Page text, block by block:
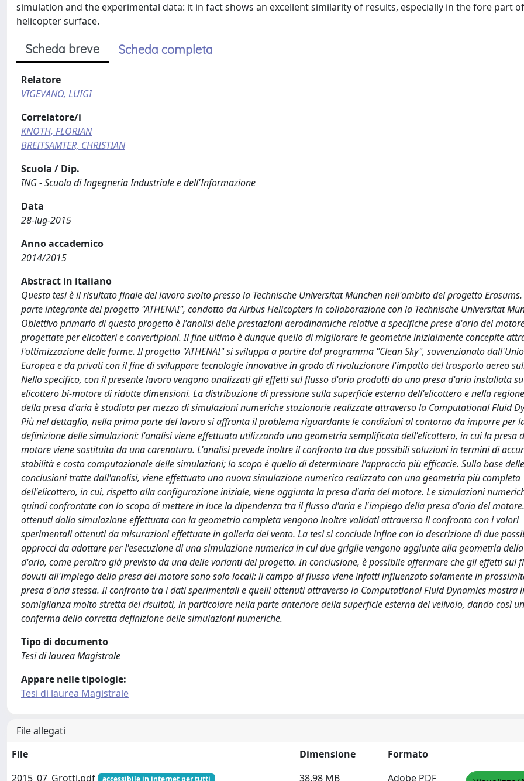
simulation and the experimental data: it in fact shows an excellent similarity of results, especially in the fore part
helicopter surface.
Scheda breve Scheda completa
Relatore
VIGEVANO, LUIGI
Correlatore/i
KNOTH, FLORIAN
BREITSAMTER, CHRISTIAN
Scuola / Dip.
ING - Scuola di Ingegneria Industriale e dell'Informazione
Data
28-lug-2015
Anno accademico
2014/2015
Abstract in italiano
Questa tesi è il risultato finale del lavoro svolto presso la Technische Universität München nell'ambito del progetto
parte integrante del progetto "ATHENAI", condotto da Airbus Helicopters in collaborazione con la Technische Universität
Obiettivo primario di questo progetto è l'analisi delle prestazioni aerodinamiche relative a specifiche prese d'aria del
progettate per elicotteri e convertiplani. Il fine ultimo è dunque quello di migliorare le geometrie inizialmente concepite
l'ottimizzazione delle forme. Il progetto "ATHENAI" si sviluppa a partire dal programma "Clean Sky", sovvenzionato
Europea e da privati con il fine di sviluppare tecnologie innovative in grado di rivoluzionare l'impatto del trasporto aereo
Nello specifico, con il presente lavoro vengono analizzati gli effetti sul flusso d'aria prodotti da una presa d'aria installata
elicottero bi-motore di ridotte dimensioni. La distribuzione di pressione sulla superficie esterna dell'elicottero e nella
della presa d'aria è studiata per mezzo di simulazioni numeriche stazionarie realizzate attraverso la Computational Fluid
Più nel dettaglio, nella prima parte del lavoro si affronta il problema riguardante le condizioni al contorno da imporre per
definizione delle simulazioni: l'analisi viene effettuata utilizzando una geometria semplificata dell'elicottero, in cui la presa
motore viene sostituita da una carenatura. L'analisi prevede inoltre il confronto tra due possibili soluzioni in termini di
stabilità e costo computazionale delle simulazioni; lo scopo è quello di determinare l'approccio più efficacie. Sulla base delle
conclusioni tratte dall'analisi, viene effettuata una nuova simulazione numerica realizzata con una geometria più completa
dell'elicottero, in cui, rispetto alla configurazione iniziale, viene aggiunta la presa d'aria del motore. Le simulazioni
quindi confrontate con lo scopo di mettere in luce la dipendenza tra il flusso d'aria e l'impiego della presa d'aria del
ottenuti dalla simulazione effettuata con la geometria completa vengono inoltre validati attraverso il confronto con i valori
sperimentali ottenuti da misurazioni effettuate in galleria del vento. La tesi si conclude infine con la descrizione di due
approcci da adottare per l'esecuzione di una simulazione numerica in cui due griglie vengono aggiunte alla geometria
d'aria, come peraltro già previsto da una delle varianti del progetto. In conclusione, è possibile affermare che gli effetti sul
dovuti all'impiego della presa del motore sono solo locali: il campo di flusso viene infatti influenzato solamente in
presa d'aria stessa. Il confronto tra i dati sperimentali e quelli ottenuti attraverso la Computational Fluid Dynamics mostra
somiglianza molto stretta dei risultati, in particolare nella parte anteriore della superficie esterna del velivolo, dando così
conferma della corretta definizione delle simulazioni numeriche.
Tipo di documento
Tesi di laurea Magistrale
Appare nelle tipologie:
Tesi di laurea Magistrale
File allegati
File
Dimensione
Formato
2015_07_Grotti.pdf
accessibile in internet per tutti 38.98 MB Adobe PDF